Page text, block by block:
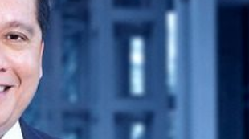
Adu Panas Kinerja Emiten Minyak RI,